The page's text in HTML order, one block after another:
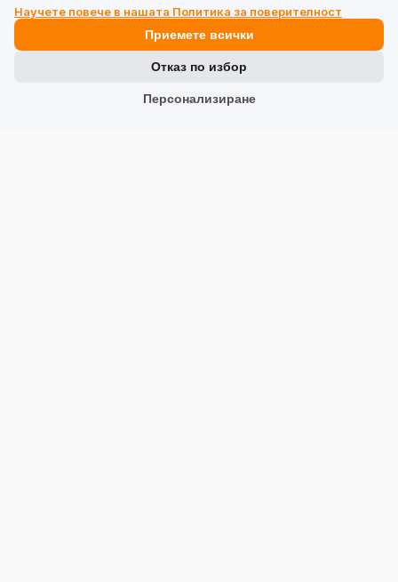
цвят, капацитет. Препоръчвам я на всеки, който ще
пътува. Идеални за влака и като ръчен багаж. 🔥🔥👍️
Научете повече в нашата Политика за поверителност
Персонализиране
Отказ по избор
Приемете всички